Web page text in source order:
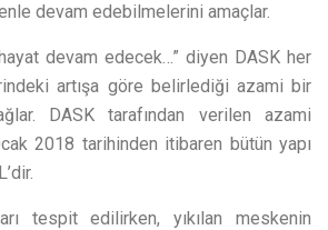
devam edebilmelerini amaçlar.
devam edecek…” diyen DASK her
artışa göre belirlediği azami bir
DASK tarafından verilen azami
2018 tarihinden itibaren bütün yapı
tespit edilirken, yıkılan meskenin